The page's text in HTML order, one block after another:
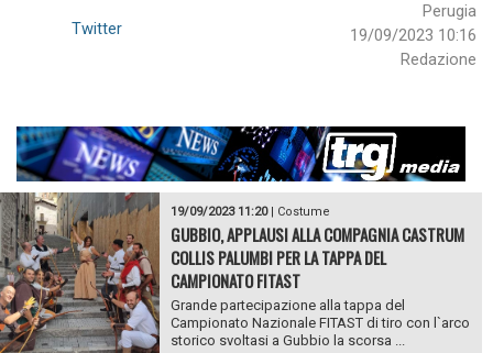
Perugia
19/09/2023 10:16
Redazione
Twitter
19/09/2023 11:20| Costume
GUBBIO, APPLAUSI ALLA COMPAGNIA CASTRUM
COLLIS PALUMBI PER LA TAPPA DEL
CAMPIONATO FITAST
Grande partecipazione alla tappa del
Campionato Nazionale FITAST di tiro con l`arco
storico svoltasi a Gubbio la scorsa ...